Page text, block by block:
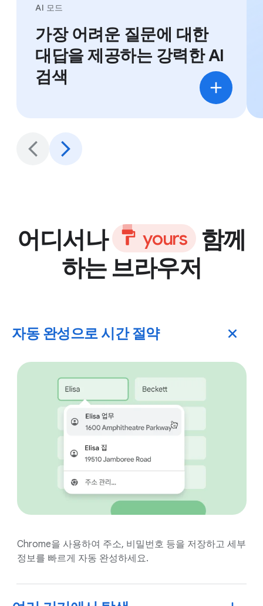
AI 모드
가장 어려운 질문에 대한
대답을 제공하는 강력한 AI
검색
어디서나 yours
함께
하는 브라우저
자동 완성으로 시간 절약
Chrome을 사용하여 주소, 비밀번호 등을 저장하고 세부
정보를 빠르게 자동 완성하세요.